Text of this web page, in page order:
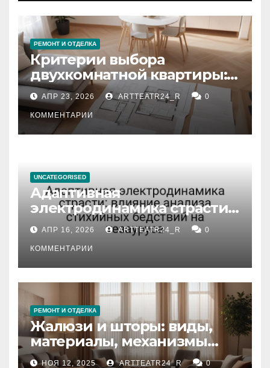
РЕМОНТ И ОТДЕЛКА
Критерии выбора
двухкомнатной квартиры:
планировка, площадь,
состояние и документация
АПР 23, 2026 ARTTEATR24_R 0
КОММЕНТАРИИ
UNCATEGORISED
Адаптивная
электродинамика страсти:
влияние анализа
стихийных бедствий на
тезауруса
АПР 16, 2026 ARTTEATR24_R 0
КОММЕНТАРИИ
РЕМОНТ И ОТДЕЛКА
Жалюзи и шторы: виды,
материалы, механизмы
управления и уход
НОЯ 12, 2025 ARTTEATR24_R 0